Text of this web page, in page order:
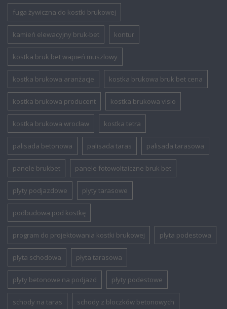
fuga żywiczna do kostki brukowej
kamień elewacyjny bruk-bet kontur
kostka bruk bet wapień muszlowy
kostka brukowa aranżacje kostka brukowa bruk bet cena
kostka brukowa producent kostka brukowa visio
kostka brukowa wrocław kostka tetra
palisada betonowa palisada taras palisada tarasowa
panele brukbet panele fotowoltaiczne bruk bet
plyty podjazdowe plyty tarasowe
podbudowa pod kostkę
program do projektowania kostki brukowej płyta podestowa
płyta schodowa płyta tarasowa
płyty betonowe na podjazd płyty podestowe
schody na taras schody z bloczków betonowych